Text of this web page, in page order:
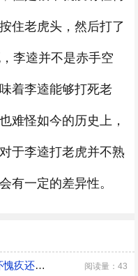
住老虎头，然后打了
李逵并不是赤手空
着李逵能够打死老
难怪如今的历史上，
于李逵打老虎并不熟
有一定的差异性。
唐文宗征召四次说不吗，萧俛是心怀愧疚还是居功自傲 阅读量：43